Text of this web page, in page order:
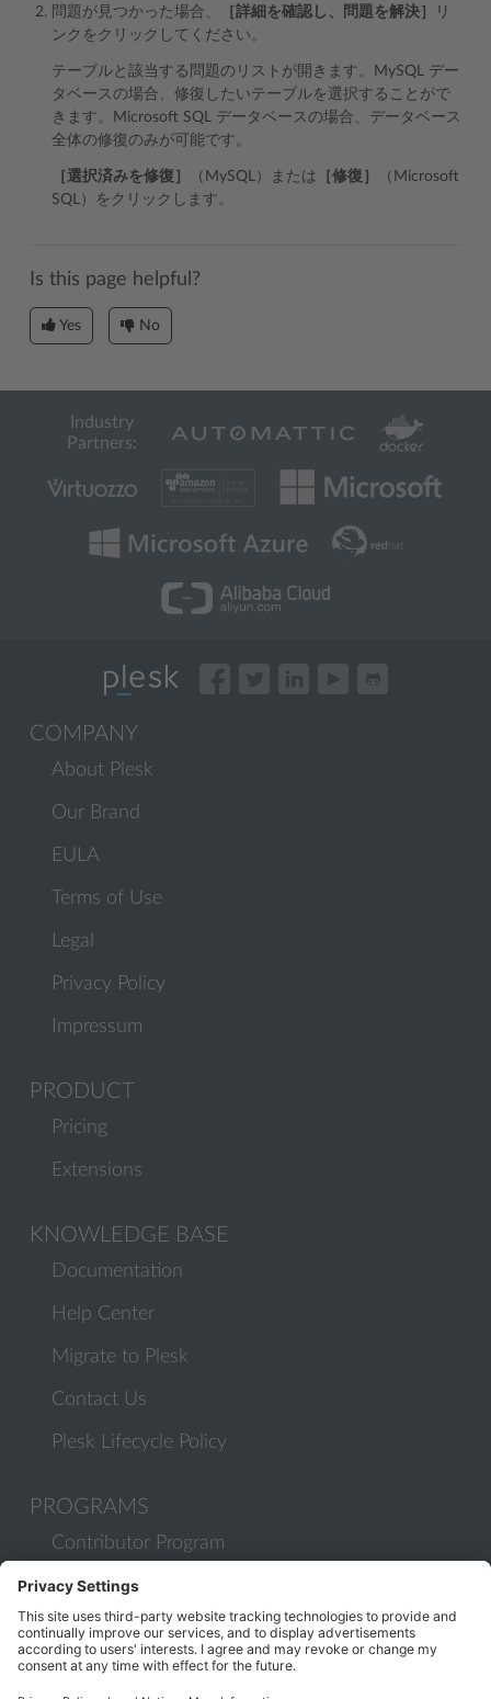
問題が見つかった場合、 ［詳細を確認し、問題を解決］
リ
ンクをクリックしてください。
テーブルと該当する問題のリストが開きます。MySQL デー
タベースの場合、修復したいテーブルを選択することがで
きます。Microsoft SQL データベースの場合、データベース
全体の修復のみが可能です。
［選択済みを修復］ （MySQL）または ［修復］
（Microsoft
SQL）をクリックします。
Is this page helpful?
Yes No
Industry
Partners:
COMPANY
About Plesk
Our Brand
EULA
Terms of Use
Legal
Privacy Policy
Impressum
PRODUCT
Pricing
Extensions
KNOWLEDGE BASE
Documentation
Help Center
Migrate to Plesk
Contact Us
Plesk Lifecycle Policy
PROGRAMS
Contributor Program
Partner Program
COMMUNITY